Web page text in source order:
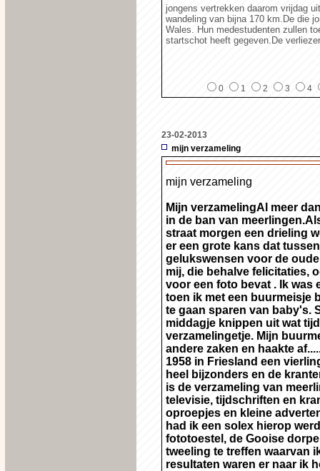
jongens vertrekken daarom vrijdag
wandeling van bijna 170 km.De die
Wales. Hun medestudenten zullen
startschot heeft gegeven.De
0 1 2 3 4
23-02-2013
mijn verzameling
mijn verzameling
Mijn verzamelingAl meer
in de ban van
straat morgen een drieling
er een grote kans dat
gelukswensen voor de
mij, die behalve felicitaties,
voor een foto bevat . Ik was
toen ik met een buurmeisje
te gaan sparen van baby's.
middagje knippen uit wat
verzamelingetje. Mijn
andere zaken en haakte
1958 in Friesland een
heel bijzonders en de
is de verzameling van
televisie, tijdschriften en
oproepjes en kleine
had ik een solex hierop
fototoestel, de Gooise
tweeling te treffen waarvan
resultaten waren er naar ik